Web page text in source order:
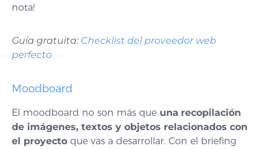
nota!
Guía gratuita: Checklist del proveedor web
perfecto
Moodboard
El moodboard no son más que una recopilación
de imágenes, textos y objetos relacionados con
el proyecto que vas a desarrollar. Con el briefing